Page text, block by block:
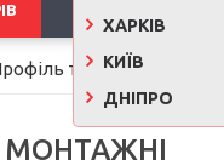
ХАРКІВ
КИЇВ
ДНІПРО
та комплектуючі
МОНТАЖНІ